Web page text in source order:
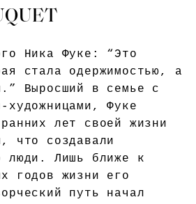
Ника Фуке: “Это
стала одержимостью, а
Выросший в семье с
художницами, Фуке
лет своей жизни
что создавали
люди. Лишь ближе к
годов жизни его
путь начал